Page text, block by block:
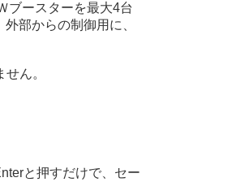
ブースターを最大4台
部からの制御用に、
ん。
と押すだけで、セー